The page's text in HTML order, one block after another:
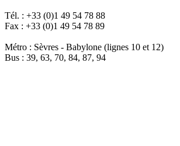
Tél. : +33 (0)1 49 54 78 88
Fax : +33 (0)1 49 54 78 89
Métro : Sèvres - Babylone (lignes 10 et 12)
Bus : 39, 63, 70, 84, 87, 94